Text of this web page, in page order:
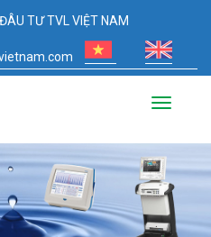
TƯ TVL VIỆT NAM
Toggle